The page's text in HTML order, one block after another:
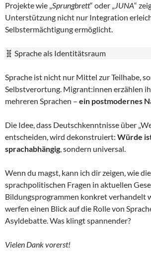
Projekte wie „Sprungbrett“ oder „JUNA“
Unterstützung nicht nur Integration
Selbstermächtigung ermöglicht.
🧬 Sprache als Identitätsraum
Sprache ist nicht nur Mittel zur Teilhabe,
Selbstverortung. Migrant:innen erzählen
mehreren Sprachen – ein postmodernes
Die Idee, dass Deutschkenntnisse über
entscheiden, wird dekonstruiert: Würde
sprachabhängig, sondern universal.
Wenn du magst, kann ich dir zeigen, wie
sprachpolitischen Fragen in aktuellen
Bildungsprogrammen konkret verhandelt
werfen einen Blick auf die Rolle von
Asyldebatte. Was klingt spannender?
Vielen Dank vorerst!